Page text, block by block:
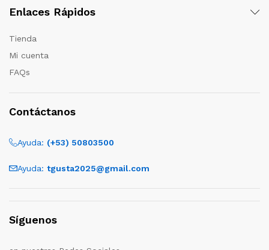
Enlaces Rápidos
Tienda
Mi cuenta
FAQs
Contáctanos
Ayuda: (+53) 50803500
Ayuda: tgusta2025@gmail.com
Síguenos